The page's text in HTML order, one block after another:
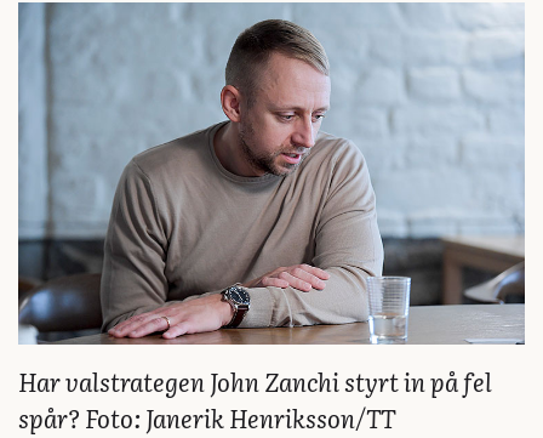
Har valstrategen John Zanchi styrt in på fel
spår? Foto: Janerik Henriksson/TT